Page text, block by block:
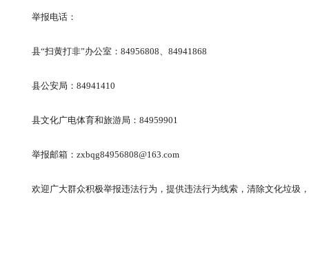
举报电话：
县“扫黄打非”办公室：84956808、84941868
县公安局：84941410
县文化广电体育和旅游局：84959901
举报邮箱：zxbqg84956808@163.com
欢迎广大群众积极举报违法行为，提供违法行为线索，清除文化垃圾